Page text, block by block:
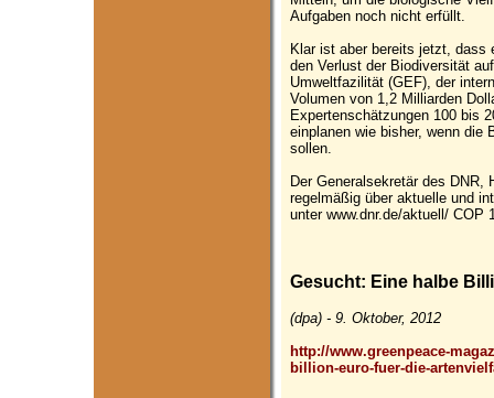
Aufgaben noch nicht erfüllt.
Klar ist aber bereits jetzt, dass
den Verlust der Biodiversität
Umweltfazilität (GEF), der
Volumen von 1,2 Milliarden
Expertenschätzungen 100 bis
einplanen wie bisher, wenn die
sollen.
Der Generalsekretär des
regelmäßig über aktuelle und
unter www.dnr.de/aktuell/ COP
Gesucht: Eine halbe
(dpa) - 9. Oktober, 2012
http://www.greenpeace-
billion-euro-fuer-die-